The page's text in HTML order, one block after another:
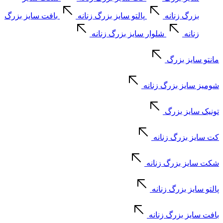
بزرگ زنانه پالتو سایز بزرگ زنانه بافت سایز بزرگ
زنانه شلوار سایز بزرگ زنانه
مانتو سایز بزرگ
شومیز سایز بزرگ زنانه
تونیک سایز بزرگ
کت سایز بزرگ زنانه
شکت سایز بزرگ زنانه
پالتو سایز بزرگ زنانه
بافت سایز بزرگ زنانه